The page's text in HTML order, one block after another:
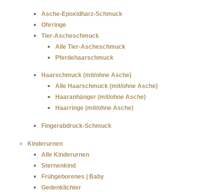
Asche-Epoxidharz-Schmuck
Ohrringe
Tier-Ascheschmuck
Alle Tier-Ascheschmuck
Pferdehaarschmuck
Haarschmuck (mit/ohne Asche)
Alle Haarschmuck (mit/ohne Asche)
Haaranhänger (mit/ohne Asche)
Haarringe (mit/ohne Asche)
Fingerabdruck-Schmuck
Kinderurnen
Alle Kinderurnen
Sternenkind
Frühgeborenes | Baby
Gedenklichter